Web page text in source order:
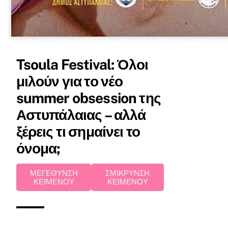
Tsoula Festival: Όλοι
μιλούν για το νέο
summer obsession της
Αστυπάλαιας – αλλά
ξέρεις τι σημαίνει το
όνομα;
ΜΕΓΕΘΥΝΣΗ
ΚΕΙΜΕΝΟΥ
ΣΜΙΚΡΥΝΣΗ
ΚΕΙΜΕΝΟΥ